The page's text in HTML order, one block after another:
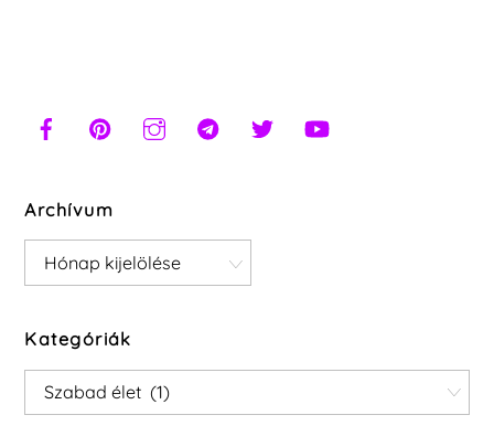
Archívum
Archívum
Kategóriák
Kategóriák